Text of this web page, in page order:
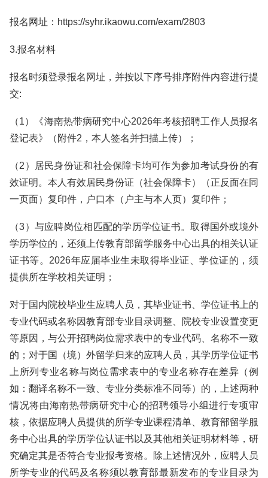
报名网址：https://syhr.ikaowu.com/exam/2803
3.报名材料
报名时须登录报名网址，并按以下序号排序附件内容进行提
交:
（1）《海南热带病研究中心2026年考核招聘工作人员报名
登记表》（附件2，本人签名并扫描上传）；
（2）居民身份证和社会保障卡均可作为参加考试身份的有
效证明。本人有效居民身份证（社会保障卡）（正反面在同
一页面）复印件，户口本（户主与本人页）复印件；
（3）与应聘岗位相匹配的学历学位证书。取得国外或境外
学历学位的，还须上传教育部留学服务中心出具的相关认证
证书等。2026年应届毕业生未取得毕业证、学位证的，须
提供所在学校相关证明；
对于国内院校毕业生应聘人员，其毕业证书、学位证书上的
专业代码或名称因教育部专业目录调整、院校专业设置变更
等原因，与公开招聘岗位需求表中的专业代码、名称不一致
的；对于国（境）外留学归来的应聘人员，其学历学位证书
上所列专业名称与岗位需求表中的专业名称存在差异（例
如：翻译名称不一致、专业分类标准不同等）的，上述两种
情况将由海南热带病研究中心的招聘领导小组进行专项审
核，依据应聘人员提供的所学专业课程清单、教育部留学服
务中心出具的学历学位认证书以及其他相关证明材料等，研
究确定其是否符合专业报考资格。除上述情况外，应聘人员
所学专业的代码及名称须以教育部最新发布的专业目录为